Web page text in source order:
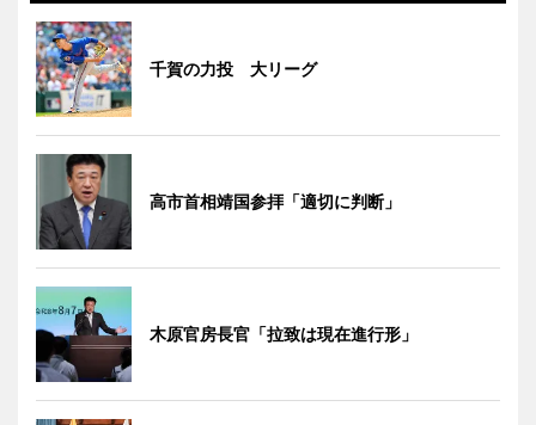
千賀の力投 大リーグ
高市首相靖国参拝「適切に判断」
木原官房長官「拉致は現在進行形」